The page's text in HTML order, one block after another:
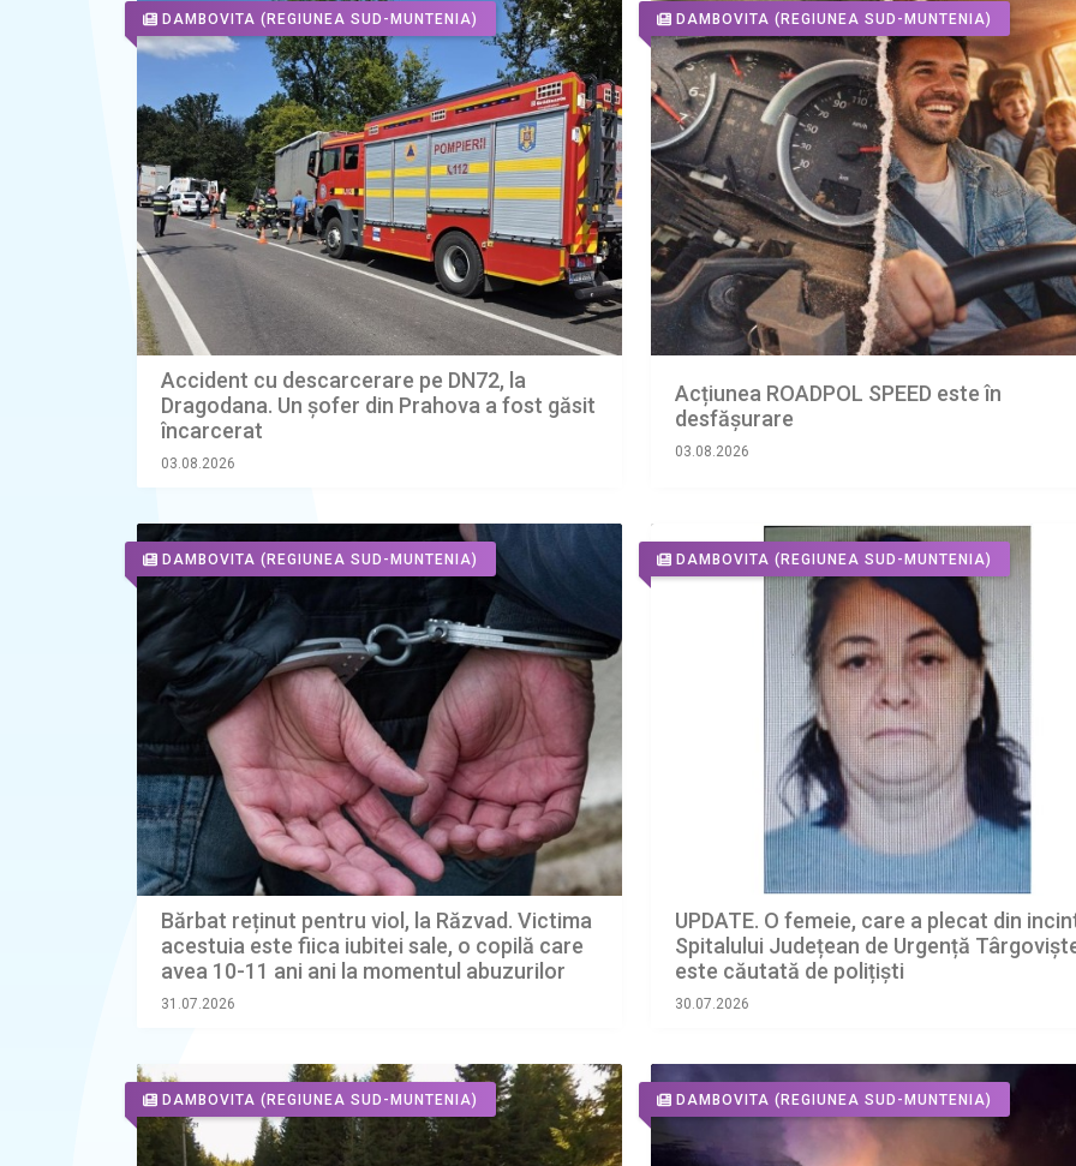
DAMBOVITA (REGIUNEA SUD-MUNTENIA)
Accident cu descarcerare pe DN72, la
Dragodana. Un șofer din Prahova a fost găsit
încarcerat
03.08.2026
DAMBOVITA (REGIUNEA SUD-MUNTENIA)
Acțiunea ROADPOL SPEED este în
desfășurare
03.08.2026
DAMBOVITA (REGIUNEA SUD-MUNTENIA)
Bărbat reținut pentru viol, la Răzvad. Victima
acestuia este fiica iubitei sale, o copilă care
avea 10-11 ani ani la momentul abuzurilor
31.07.2026
DAMBOVITA (REGIUNEA SUD-MUNTENIA)
UPDATE. O femeie, care a plecat din
Spitalului Județean de Urgență
este căutată de polițiști
30.07.2026
DAMBOVITA (REGIUNEA SUD-MUNTENIA) DAMBOVITA (REGIUNEA SUD-MUNTENIA)